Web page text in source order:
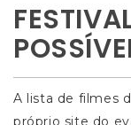
A lista de filmes
próprio site do